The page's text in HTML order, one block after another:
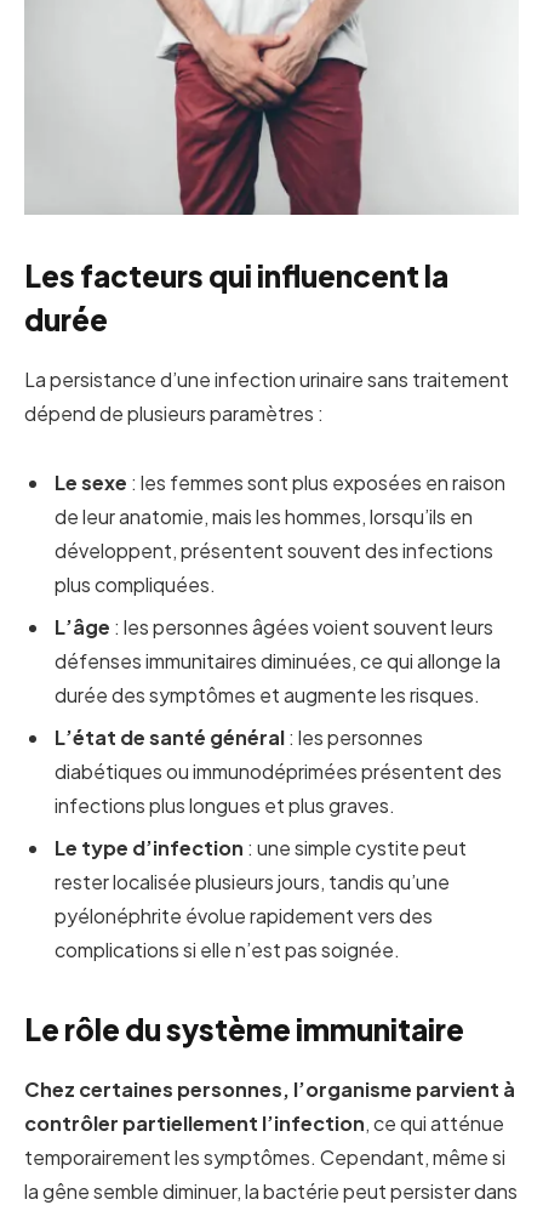
Les facteurs qui influencent la
durée
La persistance d’une infection urinaire sans traitement
dépend de plusieurs paramètres :
Le sexe : les femmes sont plus exposées en raison
de leur anatomie, mais les hommes, lorsqu’ils en
développent, présentent souvent des infections
plus compliquées.
L’âge : les personnes âgées voient souvent leurs
défenses immunitaires diminuées, ce qui allonge la
durée des symptômes et augmente les risques.
L’état de santé général: les personnes
diabétiques ou immunodéprimées présentent des
infections plus longues et plus graves.
Le type d’infection : une simple cystite peut
rester localisée plusieurs jours, tandis qu’une
pyélonéphrite évolue rapidement vers des
complications si elle n’est pas soignée.
Le rôle du système immunitaire
Chez certaines personnes, l’organisme parvient à
contrôler partiellement l’infection, ce qui atténue
temporairement les symptômes. Cependant, même si
la gêne semble diminuer, la bactérie peut persister dans